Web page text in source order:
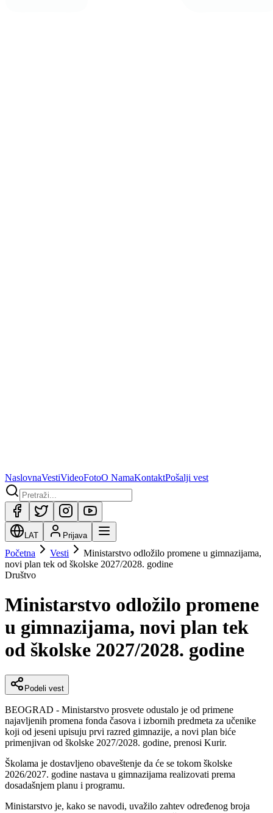
NaslovnaVestiVideoFotoO NamaKontaktPošalji vest
LAT Prijava
Početna Vesti
Ministarstvo odložilo promene u gimnazijama,
novi plan tek od školske 2027/2028. godine
Društvo
Ministarstvo odložilo promene
u gimnazijama, novi plan tek
od školske 2027/2028. godine
Podeli vest
BEOGRAD - Ministarstvo prosvete odustalo je od primene
najavljenih promena fonda časova i izbornih predmeta za učenike
koji od jeseni upisuju prvi razred gimnazije, a novi plan biće
primenjivan od školske 2027/2028. godine, prenosi Kurir.
Školama je dostavljeno obaveštenje da će se tokom školske
2026/2027. godine nastava u gimnazijama realizovati prema
dosadašnjem planu i programu.
Ministarstvo je, kako se navodi, uvažilo zahtev određenog broja